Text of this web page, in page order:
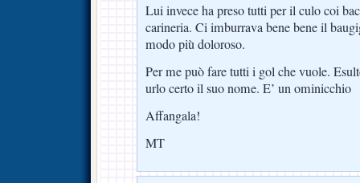
Lui invece ha preso tutti per il culo coi
carineria. Ci imburrava bene bene il
modo più doloroso.
Per me può fare tutti i gol che vuole.
urlo certo il suo nome. E’ un ominicchio
Affangala!
MT